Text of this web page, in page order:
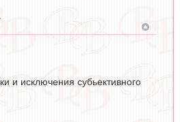
и исключения субьективного